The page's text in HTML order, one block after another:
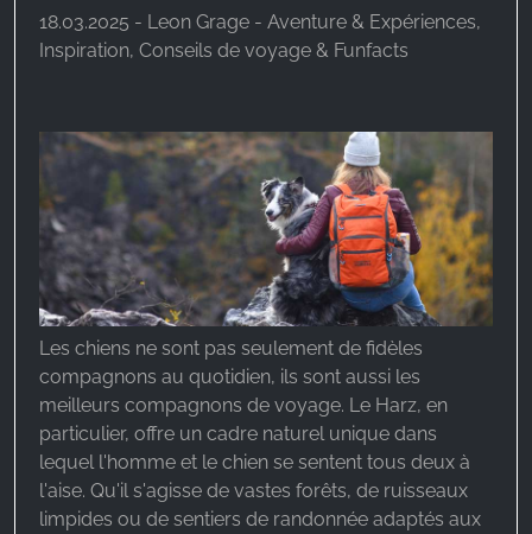
18.03.2025 - Leon Grage - Aventure & Expériences,
Inspiration, Conseils de voyage & Funfacts
Les chiens ne sont pas seulement de fidèles
compagnons au quotidien, ils sont aussi les
meilleurs compagnons de voyage. Le Harz, en
particulier, offre un cadre naturel unique dans
lequel l'homme et le chien se sentent tous deux à
l'aise. Qu'il s'agisse de vastes forêts, de ruisseaux
limpides ou de sentiers de randonnée adaptés aux